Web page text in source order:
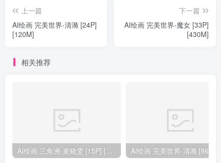
上一篇
AI绘画 完美世界-清漪 [24P]
[120M]
下一篇
AI绘画 完美世界-魔女 [33P]
[430M]
相关推荐
AI绘画 三角洲-麦晓雯 [15P] [57M]